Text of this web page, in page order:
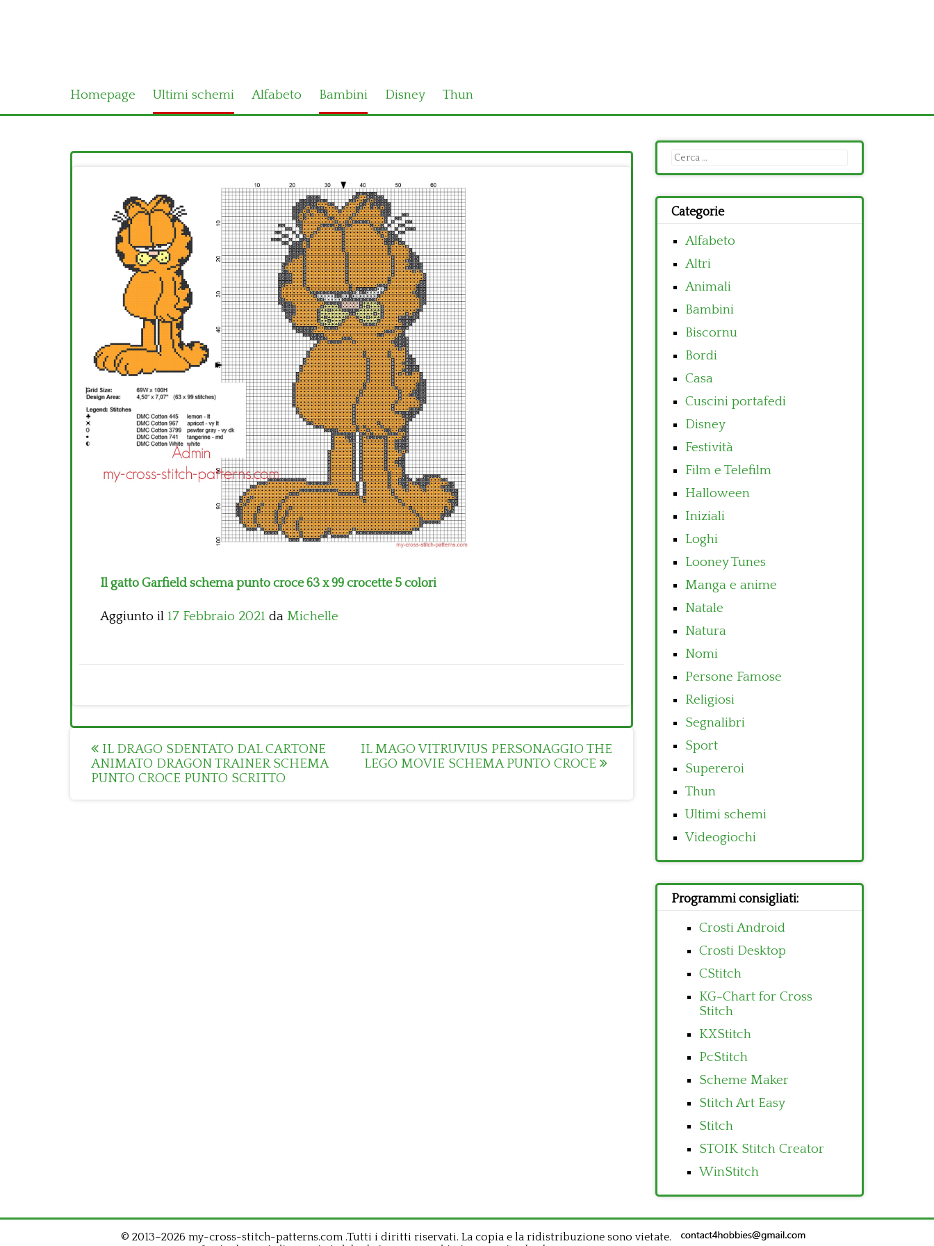
Homepage Ultimi schemi Alfabeto Bambini Disney Thun
Il gatto Garfield schema punto croce 63 x 99 crocette 5 colori
Aggiunto il 17 Febbraio 2021 da Michelle
Post
navigation
IL DRAGO SDENTATO DAL CARTONE
ANIMATO DRAGON TRAINER SCHEMA
PUNTO CROCE PUNTO SCRITTO
IL MAGO VITRUVIUS PERSONAGGIO THE
LEGO MOVIE SCHEMA PUNTO CROCE
Ricerca
per:
Categorie
Alfabeto
Altri
Animali
Bambini
Biscornu
Bordi
Casa
Cuscini portafedi
Disney
Festività
Film e Telefilm
Halloween
Iniziali
Loghi
Looney Tunes
Manga e anime
Natale
Natura
Nomi
Persone Famose
Religiosi
Segnalibri
Sport
Supereroi
Thun
Ultimi schemi
Videogiochi
Programmi consigliati:
Crosti Android
Crosti Desktop
CStitch
KG-Chart for Cross
Stitch
KXStitch
PcStitch
Scheme Maker
Stitch Art Easy
Stitch
STOIK Stitch Creator
WinStitch
© 2013–2026 my-cross-stitch-patterns.com .Tutti i diritti riservati. La copia e la ridistribuzione sono vietate.